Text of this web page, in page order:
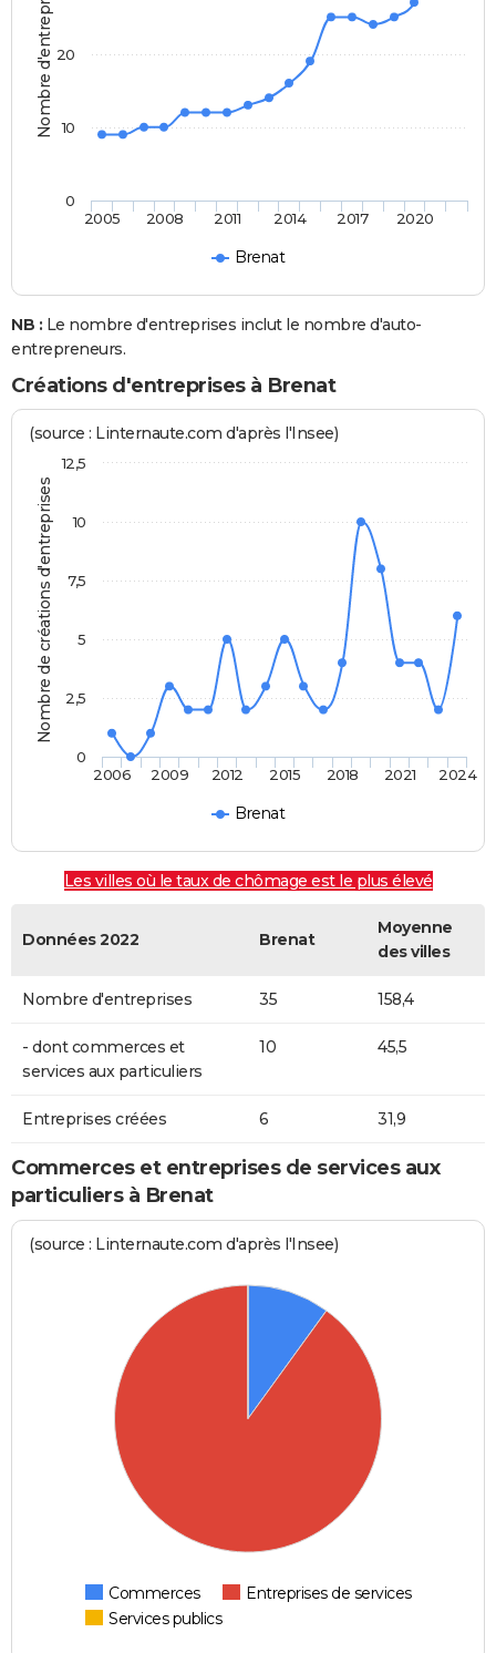
Nombre d'entreprises
Brenat
2005 2008 2011 2014 2017 2020
0
10
20
NB : Le nombre d'entreprises inclut le nombre d'auto-
entrepreneurs.
Créations d'entreprises à Brenat
Nombre de créations d'entreprises
(source : Linternaute.com d'après l'Insee)
Brenat
2006 2009 2012 2015 2018 2021 2024
0
2,5
5
7,5
10
12,5
Les villes où le taux de chômage est le plus élevé
Données 2022 Brenat
Moyenne
des villes
Nombre d'entreprises 35 158,4
- dont commerces et
services aux particuliers
10 45,5
Entreprises créées 6 31,9
Commerces et entreprises de services aux
particuliers à Brenat
(source : Linternaute.com d'après l'Insee)
Commerces
Entreprises de services
Services publics